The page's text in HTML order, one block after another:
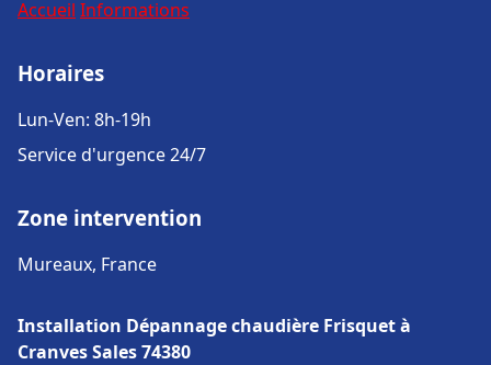
Accueil Informations
Horaires
Lun-Ven: 8h-19h
Service d'urgence 24/7
Zone intervention
Mureaux, France
Installation Dépannage chaudière Frisquet à
Cranves Sales 74380